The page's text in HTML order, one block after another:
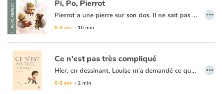
Blog
Actualités
Par thématique
Pi, Po, Pierrot
Pierrot a une pierre sur son dos. Il ne sait pas pourquoi il doit la porter, mais d’aussi loin qu’il s’en souvienne, la pierre a toujours été là, sur son dos. Et il n’est pas le seul ; avec ses deux frères Pi et Po, Pierrot vit dans un royaume paisible où tout le monde porte une pierre sur le dos. Jusqu’au jour où il faudra traverser la rivière pour sauver la princesse…
6-8 ans - 10 min
…
Ce n'est pas très compliqué
Hier, en dessinant, Louise m’a demandé ce que j’avais dans la tête. Je n’ai pas su quoi répondre. Alors, j’ai voulu voir. Ce n’est pas très compliqué…
6-8 ans - 2 min
…